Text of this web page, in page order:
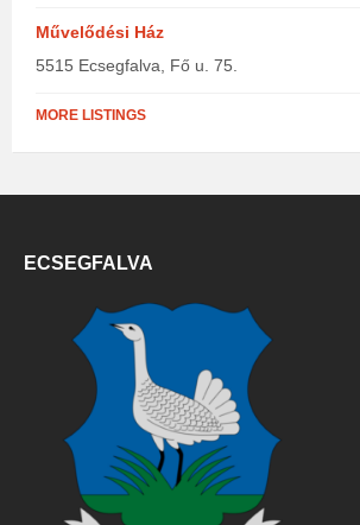
Művelődési Ház
5515 Ecsegfalva, Fő u. 75.
MORE LISTINGS
ECSEGFALVA